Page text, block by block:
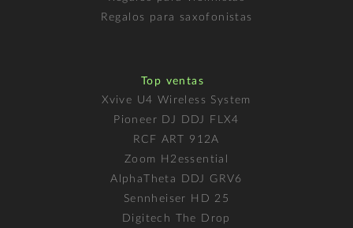
Regalos para saxofonistas
Top ventas
Xvive U4 Wireless System
Pioneer DJ DDJ FLX4
RCF ART 912A
Zoom H2essential
AlphaTheta DDJ GRV6
Sennheiser HD 25
Digitech The Drop